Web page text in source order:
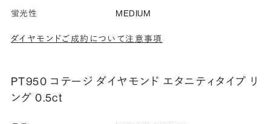
蛍光性
MEDIUM
ダイヤモンドご成約について注意事項
PT950 コテージ ダイヤモンド エタニティタイプ リ
ング 0.5ct